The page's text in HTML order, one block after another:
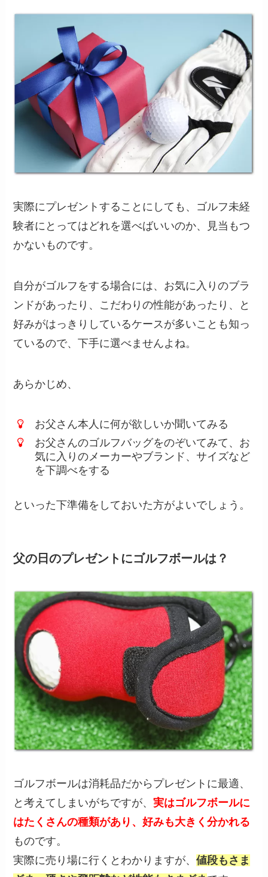
実際にプレゼントすることにしても、ゴルフ未経
験者にとってはどれを選べばいいのか、見当もつ
かないものです。
自分がゴルフをする場合には、お気に入りのブラ
ンドがあったり、こだわりの性能があったり、と
好みがはっきりしているケースが多いことも知っ
ているので、下手に選べませんよね。
あらかじめ、
お父さん本人に何が欲しいか聞いてみる
お父さんのゴルフバッグをのぞいてみて、お
気に入りのメーカーやブランド、サイズなど
を下調べをする
といった下準備をしておいた方がよいでしょう。
父の日のプレゼントにゴルフボールは？
ゴルフボールは消耗品だからプレゼントに最適、
と考えてしまいがちですが、実はゴルフボールに
はたくさんの種類があり、好みも大きく分かれる
ものです。
実際に売り場に行くとわかりますが、値段もさま